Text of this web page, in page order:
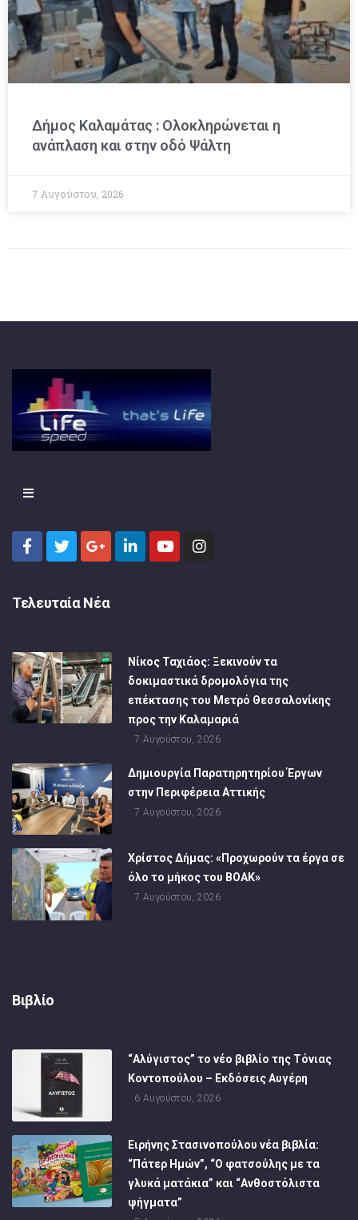
Δήμος Καλαμάτας : Ολοκληρώνεται η
ανάπλαση και στην οδό Ψάλτη
7 Αυγούστου, 2026
Τελευταία Νέα
Νίκος Ταχιάος: Ξεκινούν τα
δοκιμαστικά δρομολόγια της
επέκτασης του Μετρό Θεσσαλονίκης
προς την Καλαμαριά
7 Αυγούστου, 2026
Δημιουργία Παρατηρητηρίου Έργων
στην Περιφέρεια Αττικής
7 Αυγούστου, 2026
Χρίστος Δήμας: «Προχωρούν τα έργα σε
όλο το μήκος του ΒΟΑΚ»
7 Αυγούστου, 2026
Βιβλίο
“Αλύγιστος” το νέο βιβλίο της Τόνιας
Κοντοπούλου – Εκδόσεις Αυγέρη
6 Αυγούστου, 2026
Ειρήνης Στασινοπούλου νέα βιβλία:
“Πάτερ Ημών”, “Ο φατσούλης με τα
γλυκά ματάκια” και “Ανθοστόλιστα
ψήγματα”